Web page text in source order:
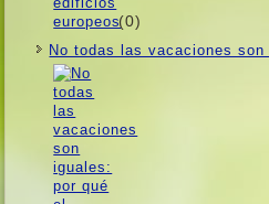
(0)
No todas las vacaciones